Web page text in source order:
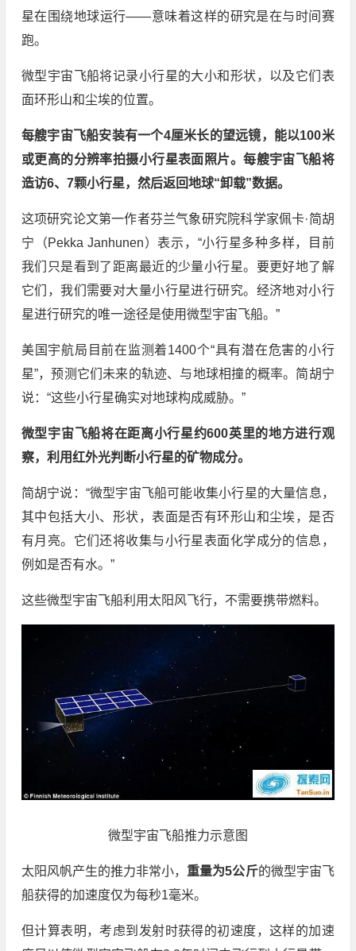
星在围绕地球运行——意味着这样的研究是在与时间赛
跑。
微型宇宙飞船将记录小行星的大小和形状，以及它们表
面环形山和尘埃的位置。
每艘宇宙飞船安装有一个4厘米长的望远镜，能以100米
或更高的分辨率拍摄小行星表面照片。每艘宇宙飞船将
造访6、7颗小行星，然后返回地球“卸载”数据。
这项研究论文第一作者芬兰气象研究院科学家佩卡·简胡
宁（Pekka Janhunen）表示，“小行星多种多样，目前
我们只是看到了距离最近的少量小行星。要更好地了解
它们，我们需要对大量小行星进行研究。经济地对小行
星进行研究的唯一途径是使用微型宇宙飞船。”
美国宇航局目前在监测着1400个“具有潜在危害的小行
星”，预测它们未来的轨迹、与地球相撞的概率。简胡宁
说：“这些小行星确实对地球构成威胁。”
微型宇宙飞船将在距离小行星约600英里的地方进行观
察，利用红外光判断小行星的矿物成分。
简胡宁说：“微型宇宙飞船可能收集小行星的大量信息，
其中包括大小、形状，表面是否有环形山和尘埃，是否
有月亮。它们还将收集与小行星表面化学成分的信息，
例如是否有水。”
这些微型宇宙飞船利用太阳风飞行，不需要携带燃料。
微型宇宙飞船推力示意图
太阳风帆产生的推力非常小， 重量为5公斤的微型宇宙飞
船获得的加速度仅为每秒1毫米。
但计算表明，考虑到发射时获得的初速度，这样的加速